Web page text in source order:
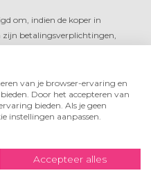
om, indien de koper in
betalingsverplichtingen,
Custtom komt in dat
in verzuim.
genomen indien aan de
giro overschrijving onder
op de bankrekening van
van je browser-ervaring en
Door het accepteren van
bieden. Als je geen
instellingen aanpassen.
Accepteer alles